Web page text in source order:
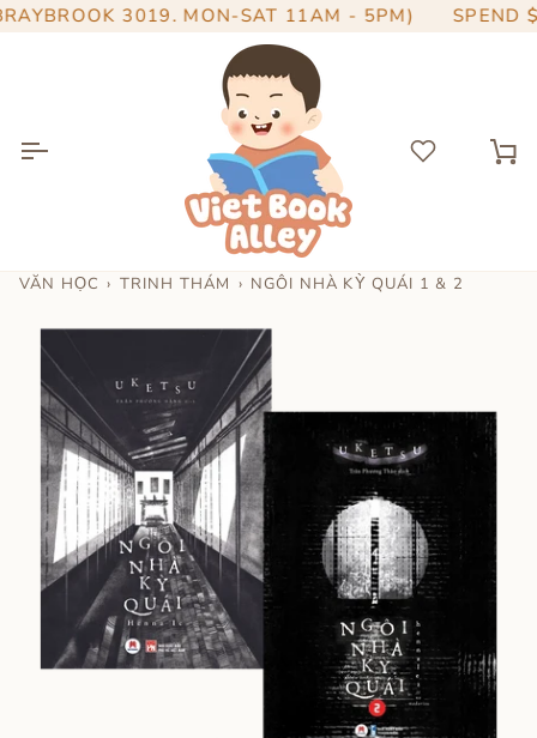
Skip
to
3019. MON-SAT 11AM - 5PM) SPEND
VĂN HỌC › TRINH THÁM › NGÔI NHÀ KỲ QUÁI 1 & 2